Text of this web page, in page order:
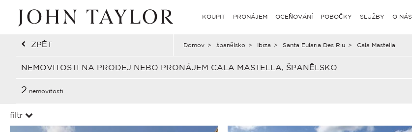
KOUPIT PRONÁJEM OCEŇOVÁNÍ POBOČKY SLUŽBY O NÁS
ZPĚT Domov > španělsko > Ibiza > Santa Eularia Des Riu > Cala Mastella
NEMOVITOSTI NA PRODEJ NEBO PRONÁJEM CALA MASTELLA, ŠPANĚLSKO
2 nemovitosti
filtr